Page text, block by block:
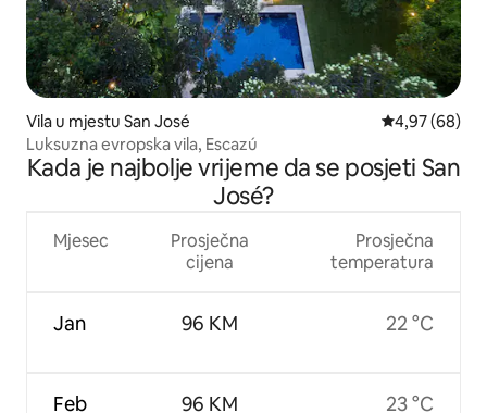
Vila u mjestu San José Prosječna
4,97 (68)
Luksuzna evropska vila, Escazú
Kada je najbolje vrijeme da se posjeti San
José?
Mjesec
Jan
Feb
Prosječna
cijena
96 KM
96 KM
Prosječna
temperatura
22 °C
23 °C